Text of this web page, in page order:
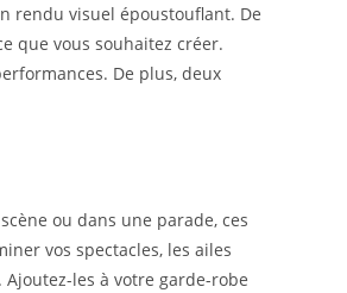
rendu visuel époustouflant. De
que vous souhaitez créer.
De plus, deux
ou dans une parade, ces
vos spectacles, les ailes
les à votre garde-robe